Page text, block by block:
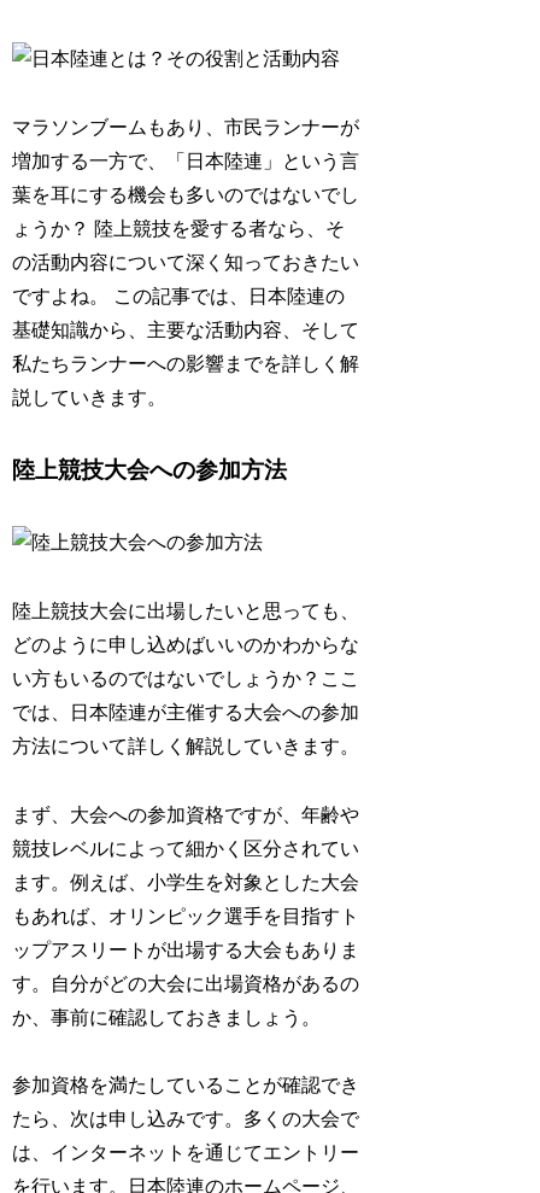
マラソンブームもあり、市民ランナーが
増加する一方で、
「日本陸連」
という言
葉を耳にする機会も多いのではないでし
ょうか？ 陸上競技を愛する者なら、そ
の活動内容について深く知っておきたい
ですよね。 この記事では、日本陸連の
基礎知識から、主要な活動内容、そして
私たちランナーへの影響までを詳しく解
説していきます。
陸上競技大会への参加方法
陸上競技大会に出場したいと思っても、
どのように申し込めばいいのかわからな
い方もいるのではないでしょうか？ここ
では、日本陸連が主催する大会への参加
方法について詳しく解説していきます。
まず、大会への参加資格ですが、年齢や
競技レベルによって細かく区分されてい
ます。例えば、小学生を対象とした大会
もあれば、オリンピック選手を目指すト
ップアスリートが出場する大会もありま
す。自分がどの大会に出場資格があるの
か、事前に確認しておきましょう。
参加資格を満たしていることが確認でき
たら、次は申し込みです。 多くの大会で
は、インターネットを通じてエントリー
を行います。日本陸連のホームページ、